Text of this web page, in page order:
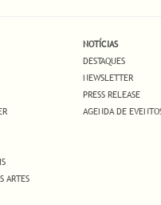
ARTES
NOTÍCIAS
DESTAQUES
NEWSLETTER
PRESS RELEASE
AGENDA DE